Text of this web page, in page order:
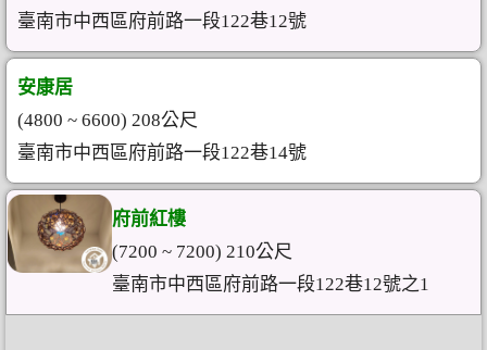
臺南市中西區府前路一段122巷12號
安康居
(4800 ~ 6600) 208公尺
臺南市中西區府前路一段122巷14號
府前紅樓
(7200 ~ 7200) 210公尺
臺南市中西區府前路一段122巷12號之1